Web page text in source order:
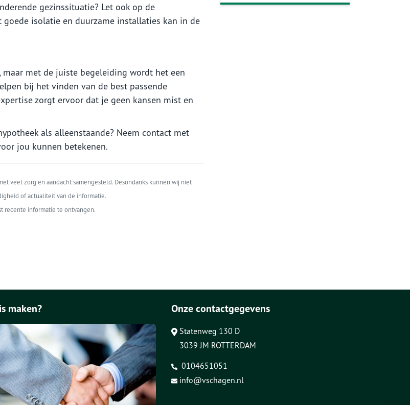
gezinssituatie? Let ook op de
isolatie en duurzame installaties kan in de
met de juiste begeleiding wordt het een
bij het vinden van de best passende
zorgt ervoor dat je geen kansen mist en
als alleenstaande? Neem contact met
jou kunnen betekenen.
veel zorg en aandacht samengesteld. Desondanks kunnen wij niet
of actualiteit van de informatie.
recente informatie te ontvangen.
maken? Onze contactgegevens
Statenweg 130 D
3039 JM ROTTERDAM
0104651051
info@vschagen.nl